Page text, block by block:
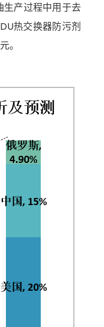
生产过程中用于去
热交换器防污剂
。